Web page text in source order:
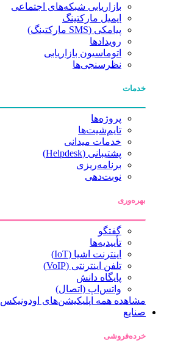
بازاریابی شبکه‌های اجتماعی
ایمیل مارکتینگ
پیامکی (SMS مارکتینگ)
رویدادها
اتوماسیون بازاریابی
نظرسنجی‌ها
خدمات
پروژه‌ها
تایم‌شیت‌ها
خدمات میدانی
پشتیبانی (Helpdesk)
برنامه‌ریزی
نوبت‌دهی
بهره‌وری
گفتگو
تأییدیه‌ها
اینترنت اشیا (IoT)
تلفن اینترنتی (VoIP)
پایگاه دانش
واتس‌اپ (اتصال)
مشاهده همه اپلیکیشن‌های اودونیکس
صنایع
خرده‌فروشی